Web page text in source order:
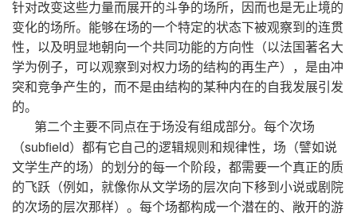
针对改变这些力量而展开的斗争的场所，因而也是无止境的
变化的场所。能够在场的一个特定的状态下被观察到的连贯
性，以及明显地朝向一个共同功能的方向性（以法国著名大
学为例子，可以观察到对权力场的结构的再生产），是由冲
突和竞争产生的，而不是由结构的某种内在的自我发展引发
的。
第二个主要不同点在于场没有组成部分。每个次场
（subfield）都有它自己的逻辑规则和规律性，场（譬如说
文学生产的场）的划分的每一个阶段，都需要一个真正的质
的飞跃（例如，就像你从文学场的层次向下移到小说或剧院
的次场的层次那样）。每个场都构成一个潜在的、敞开的游